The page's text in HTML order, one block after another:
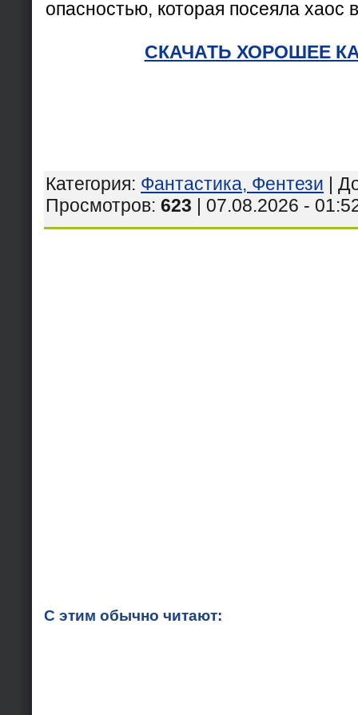
опасностью, которая посеяла
СКАЧАТЬ ХОРОШЕЕ
Категория: Фантастика, Фентези |
Просмотров: 623 | 07.08.2026 -
С этим обычно читают: